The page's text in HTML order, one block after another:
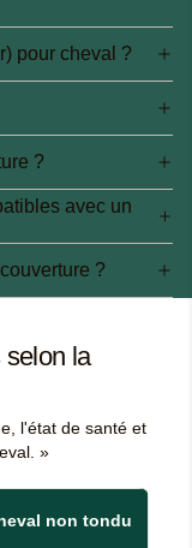
pour cheval ?
?
avec un
?
selon la
l'état de santé et
»
non tondu